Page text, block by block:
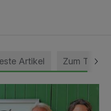
Artikel Zum Thema
gewürdigt